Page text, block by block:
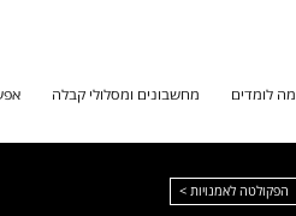
מה לומדים מחשבונים ומסלולי קבלה
הפקולטה לאמנויות >